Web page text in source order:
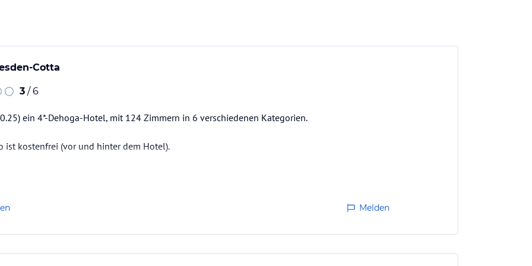
die verbindlichen
Cotta
3 / 6
ein 4*-Dehoga-Hotel, mit 124 Zimmern in 6 verschiedenen Kategorien.
ist kostenfrei (vor und hinter dem Hotel).
vor Ort Melden